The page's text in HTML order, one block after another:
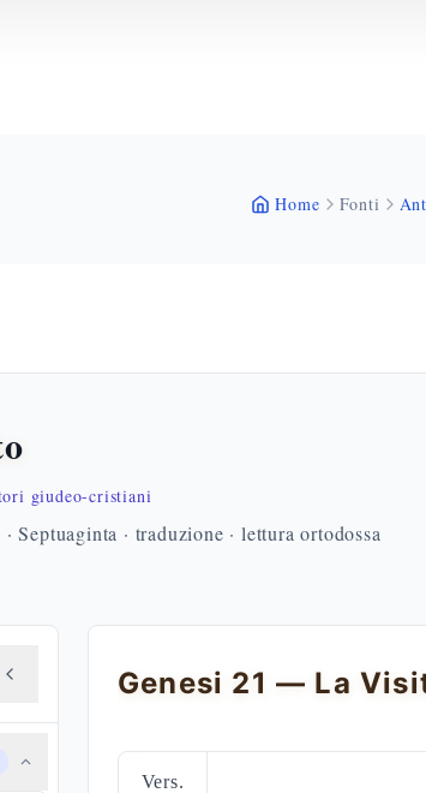
Home Fonti
giudeo-cristiani
Septuaginta · traduzione · lettura ortodossa
Vers.